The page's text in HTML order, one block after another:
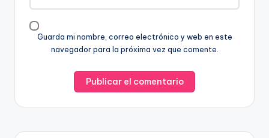
Guarda mi nombre, correo electrónico y web en este
navegador para la próxima vez que comente.